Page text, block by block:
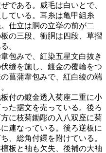
である。威毛は白いとで、
ている。耳糸は亀甲組糸
仕立は胴の立挙の前が二
の三段、衝胴は四段、草摺
。
包みで、紅染五星文白抜き
縫を施し、鍍金の覆輪をつ
菖蒲韋包みで、紅白綾の端
付の鍍金透入菊座二重に小
た据文を売っている。後ろ
に枝菊鋤彫の入八双座に菊
連なっている。後ろ逆板に
、総角付鐶を附けている。
板と袖も欠失、後補の大袖